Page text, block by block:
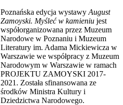
Poznańska edycja wystawy August
Zamoyski. Myśleć w kamieniu jest
współorganizowana przez Muzeum
Narodowe w Poznaniu i Muzeum
Literatury im. Adama Mickiewicza w
Warszawie we współpracy z Muzeum
Narodowym w Warszawie w ramach
PROJEKTU ZAMOYSKI 2017-
2021. Została sfinansowana ze
środków Ministra Kultury i
Dziedzictwa Narodowego.